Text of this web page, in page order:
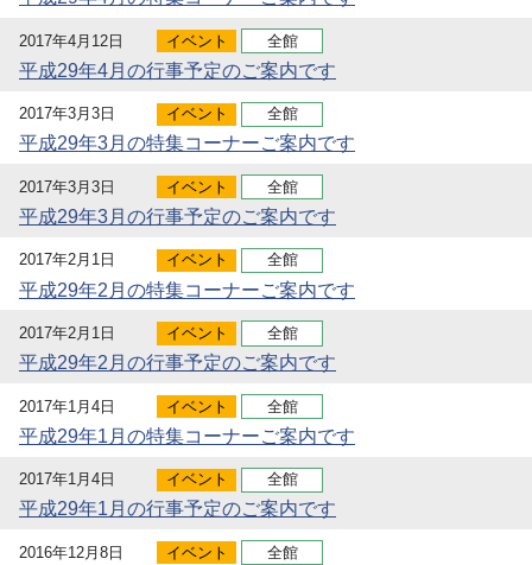
2017年4月12日 イベント 全館
平成29年4月の行事予定のご案内です
2017年3月3日 イベント 全館
平成29年3月の特集コーナーご案内です
2017年3月3日 イベント 全館
平成29年3月の行事予定のご案内です
2017年2月1日 イベント 全館
平成29年2月の特集コーナーご案内です
2017年2月1日 イベント 全館
平成29年2月の行事予定のご案内です
2017年1月4日 イベント 全館
平成29年1月の特集コーナーご案内です
2017年1月4日 イベント 全館
平成29年1月の行事予定のご案内です
2016年12月8日 イベント 全館